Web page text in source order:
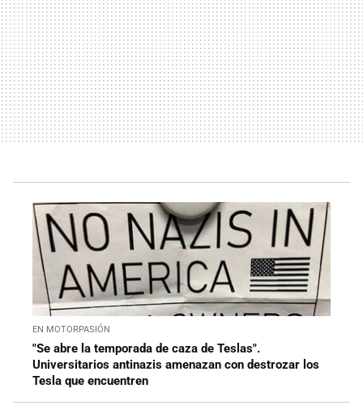
EN MOTORPASIÓN
"Se abre la temporada de caza de Teslas".
Universitarios antinazis amenazan con destrozar los
Tesla que encuentren